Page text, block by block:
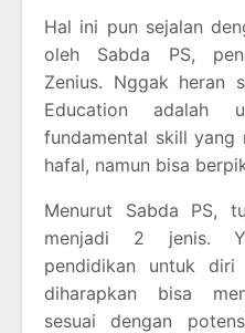
Hal ini pun sejalan
oleh Sabda PS,
Zenius. Nggak heran
Education adalah
fundamental skill yang
hafal, namun bisa
Menurut Sabda PS,
menjadi 2 jenis.
pendidikan untuk
diharapkan bisa
sesuai dengan